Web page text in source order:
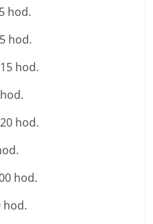
hod.
hod.
hod.
hod.
hod.
hod.